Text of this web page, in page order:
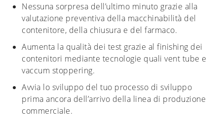
Nessuna sorpresa dell’ultimo minuto grazie alla
valutazione preventiva della macchinabilità del
contenitore, della chiusura e del farmaco.
Aumenta la qualità dei test grazie al finishing dei
contenitori mediante tecnologie quali vent tube e
vaccum stoppering.
Avvia lo sviluppo del tuo processo di sviluppo
prima ancora dell’arrivo della linea di produzione
commerciale.